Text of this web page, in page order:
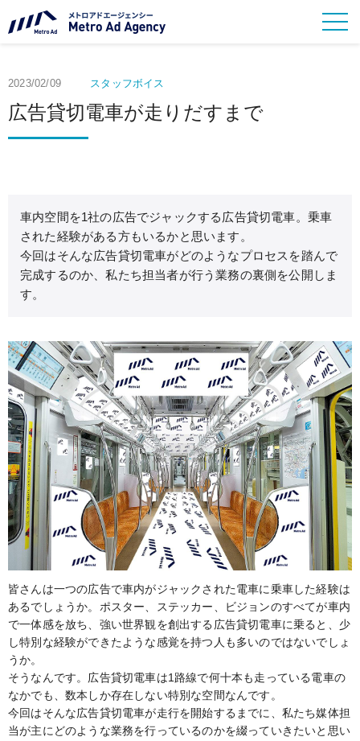
2023/02/09 スタッフボイス
広告貸切電車が走りだすまで
車内空間を1社の広告でジャックする広告貸切電車。乗車
された経験がある方もいるかと思います。
今回はそんな広告貸切電車がどのようなプロセスを踏んで
完成するのか、私たち担当者が行う業務の裏側を公開しま
す。
皆さんは一つの広告で車内がジャックされた電車に乗車した経験は
あるでしょうか。ポスター、ステッカー、ビジョンのすべてが車内
で一体感を放ち、強い世界観を創出する広告貸切電車に乗ると、少
し特別な経験ができたような感覚を持つ人も多いのではないでしょ
うか。
そうなんです。広告貸切電車は1路線で何十本も走っている電車の
なかでも、数本しか存在しない特別な空間なんです。
今回はそんな広告貸切電車が走行を開始するまでに、私たち媒体担
当が主にどのような業務を行っているのかを綴っていきたいと思い